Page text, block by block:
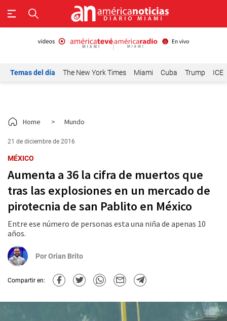
Temas del día The New York Times Miami Cuba Trump ICE
Home > Mundo
21 de diciembre de 2016
MÉXICO
Aumenta a 36 la cifra de muertos que
tras las explosiones en un mercado de
pirotecnia de san Pablito en México
Entre ese número de personas esta una niña de apenas 10
años.
PorOrian Brito
Compartir en: